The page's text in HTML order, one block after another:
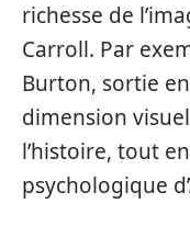
richesse de
Carroll. Par
Burton, sortie
dimension
l’histoire, tout
psychologique